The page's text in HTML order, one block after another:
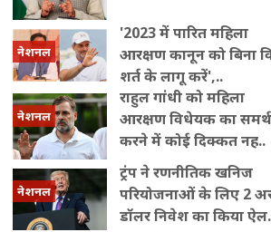
नेशनल
'2023 में पारित महिला
आरक्षण कानून को बिना
शर्त के लागू करें',..
नेशनल
राहुल गांधी को महिला
आरक्षण विधेयक का
करने में कोई दिक्कत नह..
नेशनल
ट्रंप ने रणनीतिक खनिज
परियोजनाओं के लिए 2
डॉलर निवेश का किया